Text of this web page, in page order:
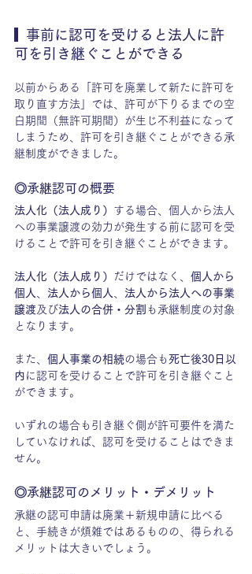
  事前に認可を受けると法人に許
可を引き継ぐことができる
以前からある「許可を廃業して新たに許可を
取り直す方法」では、許可が下りるまでの空
白期間（無許可期間）が生じ不利益になって
しまうため、許可を引き継ぐことができる承
継制度ができました。
◎承継認可の概要
法人化（法人成り） する場合、個人から法人
への事業譲渡の効力が発生する前に認可を受
けることで許可を引き継ぐことができます。
法人化（法人成り） だけではなく、 個人から
個人
法人から個人
法人から法人への事業
譲渡 及び法人の合併・分割 も承継制度の対象
となります。
また、 個人事業の相続の場合も 死亡後30日以
内 に認可を受けることで許可を引き継ぐこと
ができます。
いずれの場合も引き継ぐ側が許可要件を満た
していなければ、認可を受けることはできま
せん。
◎承継認可のメリット・デメリット
承継の認可申請は廃業＋新規申請に比べる
と、手続きが煩雑ではあるものの、得られる
メリットは大きいでしょう。